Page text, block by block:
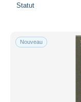
Statut
Nouveau